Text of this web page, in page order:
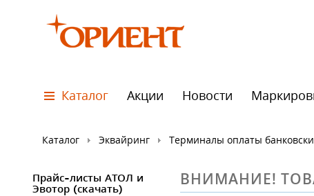
Каталог Акции Новости
Каталог Эквайринг Терминалы оплаты
Прайс-листы АТОЛ и
Эвотор (скачать)
ВНИМАНИЕ!